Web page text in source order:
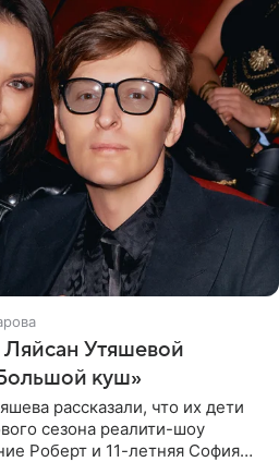
Утяшевой
куш»
рассказали, что их дети
сезона реалити-шоу
Роберт и 11-летняя София